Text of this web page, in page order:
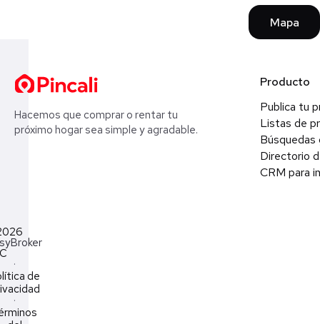
Mapa
Hacemos que comprar o rentar tu
próximo hogar sea simple y agradable.
Producto
Publica tu
Listas de
Búsquedas
Directorio
CRM para
·
de
·